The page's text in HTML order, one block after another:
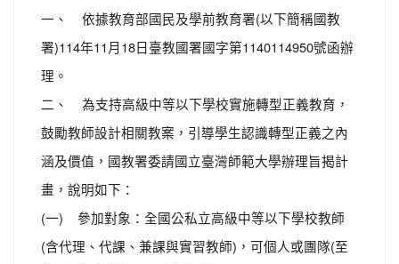
一、 依據教育部國民及學前教育署(以下簡稱國教
署)114年11月18日臺教國署國字第1140114950號函辦
理。
二、 為支持高級中等以下學校實施轉型正義教育，
鼓勵教師設計相關教案，引導學生認識轉型正義之內
涵及價值，國教署委請國立臺灣師範大學辦理旨揭計
畫，說明如下：
(一) 參加對象：全國公私立高級中等以下學校教師
(含代理、代課、兼課與實習教師)，可個人或團隊(至